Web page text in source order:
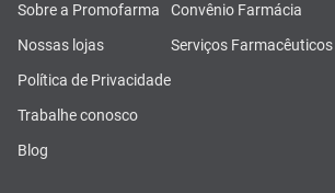
Sobre a Promofarma
Nossas lojas
Política de Privacidade
Trabalhe conosco
Blog
Convênio Farmácia
Serviços Farmacêuticos